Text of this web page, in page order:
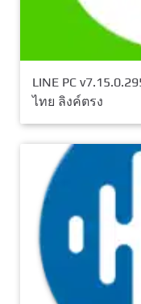
LINE PC
ไทย ลิงค์ตรง